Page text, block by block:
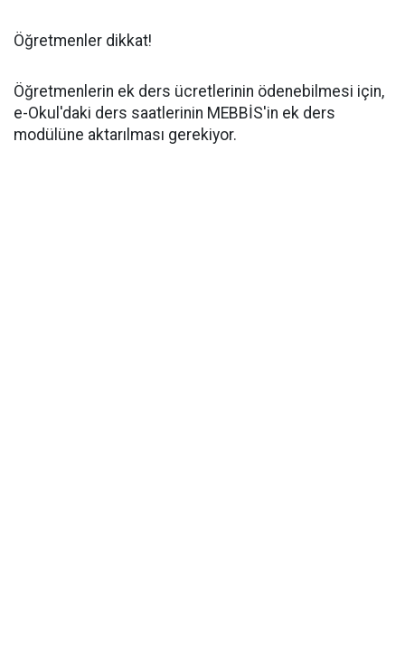
Öğretmenler dikkat!
Öğretmenlerin ek ders ücretlerinin ödenebilmesi için,
e-Okul'daki ders saatlerinin MEBBİS'in ek ders
modülüne aktarılması gerekiyor.